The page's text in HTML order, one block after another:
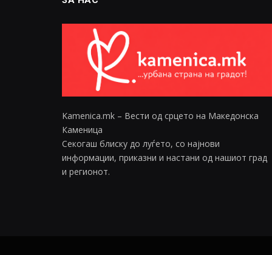
Kamenica.mk – Вести од срцето на Македонска
Каменица
Секогаш блиску до луѓето, со најнови
информации, приказни и настани од нашиот град
и регионот.